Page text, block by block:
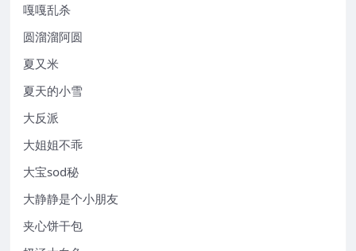
嘎嘎乱杀
圆溜溜阿圆
夏又米
夏天的小雪
大反派
大姐姐不乖
大宝sod秘
大静静是个小朋友
夹心饼干包